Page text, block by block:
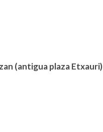
(antigua plaza Etxauri)